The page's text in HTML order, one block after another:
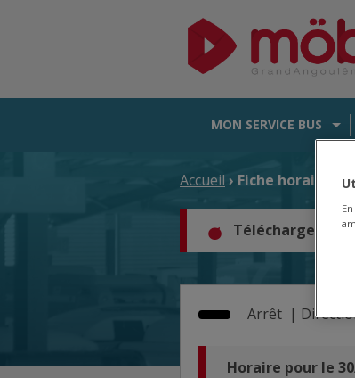
MON SERVICE BUS
Accueil › Fiche horaire
Téléchargez les
Arrêt |
Horaire pour le